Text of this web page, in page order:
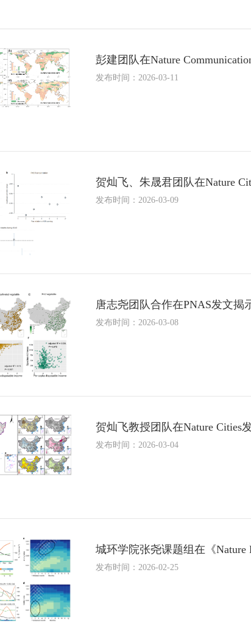
彭建团队在Nature
发布时间：2026-03-11
贺灿飞、朱晟君团队在Nature
发布时间：2026-03-09
唐志尧团队合作在PNAS发文
发布时间：2026-03-08
贺灿飞教授团队在Nature Cities
发布时间：2026-03-04
城环学院张尧课题组在《
发布时间：2026-02-25